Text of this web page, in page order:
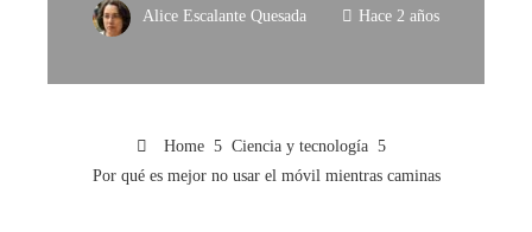
Alice Escalante Quesada Hace 2 años
Home
Ciencia y tecnología
Por qué es mejor no usar el móvil mientras caminas